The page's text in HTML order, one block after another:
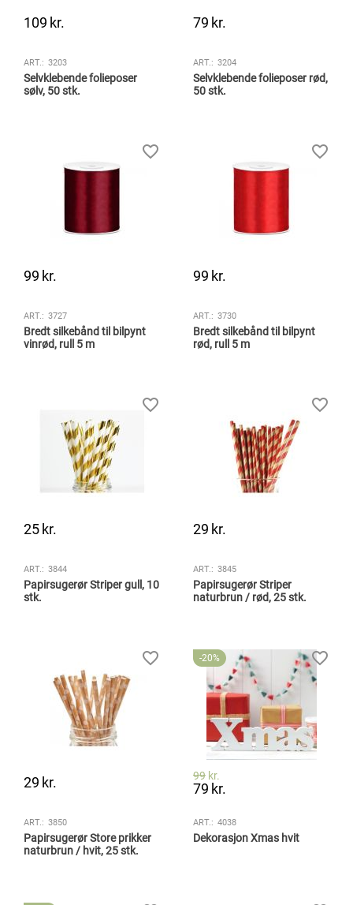
109 kr.
ART.: 3203
Selvklebende folieposer
sølv, 50 stk.
79 kr.
ART.: 3204
Selvklebende folieposer rød,
50 stk.
99 kr.
ART.: 3727
Bredt silkebånd til bilpynt
vinrød, rull 5 m
99 kr.
ART.: 3730
Bredt silkebånd til bilpynt
rød, rull 5 m
25kr.
ART.: 3844
Papirsugerør Striper gull, 10
stk.
29 kr.
ART.: 3845
Papirsugerør Striper
naturbrun / rød, 25 stk.
29 kr.
ART.: 3850
Papirsugerør Store prikker
naturbrun / hvit, 25 stk.
20%
99 kr.
79 kr.
ART.: 4038
Dekorasjon Xmas hvit